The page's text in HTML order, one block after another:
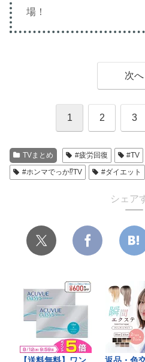
場！
次へ
1 2 3
TVまとめ #疲労回復 #TV
#ホンマでっか⁉TV
#ダイエット
シェア